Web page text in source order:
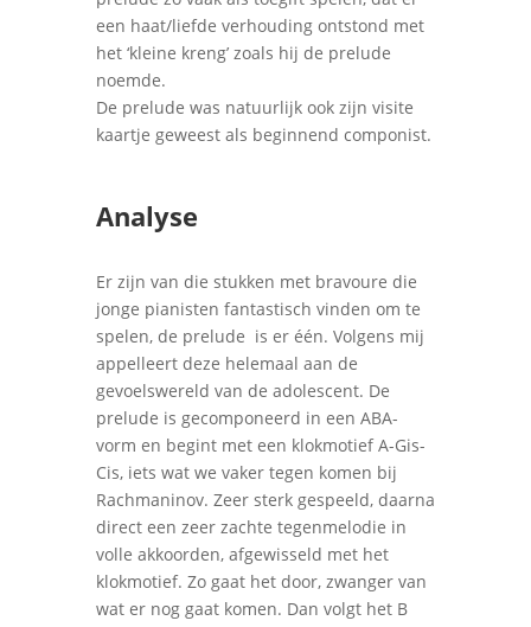
een haat/liefde verhouding ontstond met
het ‘kleine kreng’ zoals hij de prelude
noemde.
De prelude was natuurlijk ook zijn visite
kaartje geweest als beginnend componist.
Analyse
Er zijn van die stukken met bravoure die
jonge pianisten fantastisch vinden om te
spelen, de prelude is er één. Volgens mij
appelleert deze helemaal aan de
gevoelswereld van de adolescent. De
prelude is gecomponeerd in een ABA-
vorm en begint met een klokmotief A-Gis-
Cis, iets wat we vaker tegen komen bij
Rachmaninov. Zeer sterk gespeeld, daarna
direct een zeer zachte tegenmelodie in
volle akkoorden, afgewisseld met het
klokmotief. Zo gaat het door, zwanger van
wat er nog gaat komen. Dan volgt het B